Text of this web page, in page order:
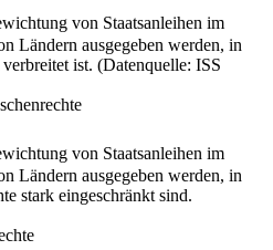
von Staatsanleihen im
Ländern ausgegeben werden, in
ist. (Datenquelle: ISS
von Staatsanleihen im
Ländern ausgegeben werden, in
stark eingeschränkt sind.